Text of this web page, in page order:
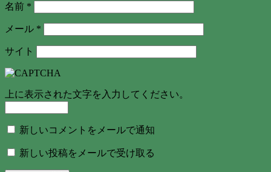
名前 *
メール *
サイト
上に表示された文字を入力してください。
新しいコメントをメールで通知
新しい投稿をメールで受け取る